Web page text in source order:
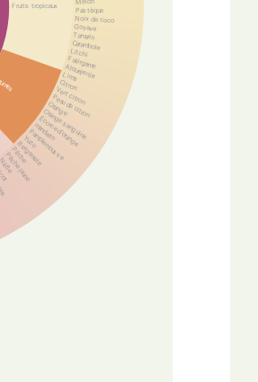
Fruits tropicaux
Melon
Pastèque
Noix de coco
Goyave
Tamarin
Carambole
Litchi
Fakirgame
Alquejenje
Lima
Citron
Vert citron
Peau de citron
Orange
Orange sanguine
Écorce d'orange
mandarin
Pamplemousse
Yuzu
Bergamote
Pêche
Pêche jaune